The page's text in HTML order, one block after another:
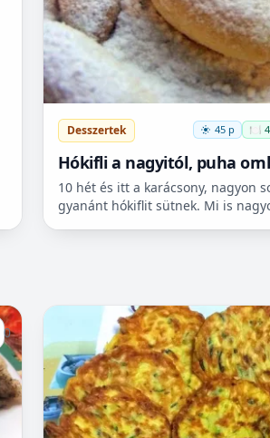
Desszertek 45 p 🍽️ 4
Hókifli a nagyitól, puha
10 hét és itt a karácsony, nagyon
gyanánt hókiflit sütnek. Mi is
0